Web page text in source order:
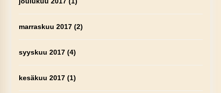
marraskuu 2017(2)
syyskuu 2017(4)
kesäkuu 2017(1)